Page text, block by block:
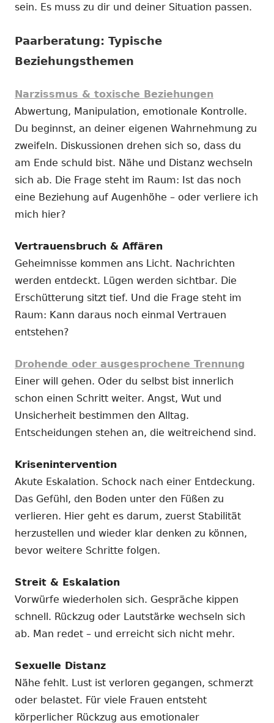
sein. Es muss zu dir und deiner Situation passen.
Paarberatung: Typische
Beziehungsthemen
Narzissmus & toxische Beziehungen
Abwertung, Manipulation, emotionale Kontrolle.
Du beginnst, an deiner eigenen Wahrnehmung zu
zweifeln. Diskussionen drehen sich so, dass du
am Ende schuld bist. Nähe und Distanz wechseln
sich ab. Die Frage steht im Raum: Ist das noch
eine Beziehung auf Augenhöhe – oder verliere ich
mich hier?
Vertrauensbruch & Affären
Geheimnisse kommen ans Licht. Nachrichten
werden entdeckt. Lügen werden sichtbar. Die
Erschütterung sitzt tief. Und die Frage steht im
Raum: Kann daraus noch einmal Vertrauen
entstehen?
Drohende oder ausgesprochene Trennung
Einer will gehen. Oder du selbst bist innerlich
schon einen Schritt weiter. Angst, Wut und
Unsicherheit bestimmen den Alltag.
Entscheidungen stehen an, die weitreichend sind.
Krisenintervention
Akute Eskalation. Schock nach einer Entdeckung.
Das Gefühl, den Boden unter den Füßen zu
verlieren. Hier geht es darum, zuerst Stabilität
herzustellen und wieder klar denken zu können,
bevor weitere Schritte folgen.
Streit & Eskalation
Vorwürfe wiederholen sich. Gespräche kippen
schnell. Rückzug oder Lautstärke wechseln sich
ab. Man redet – und erreicht sich nicht mehr.
Sexuelle Distanz
Nähe fehlt. Lust ist verloren gegangen, schmerzt
oder belastet. Für viele Frauen entsteht
körperlicher Rückzug aus emotionaler